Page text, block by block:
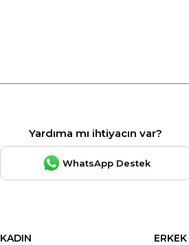
Yardıma mı ihtiyacın var?
WhatsApp Destek
KADIN
ERKEK